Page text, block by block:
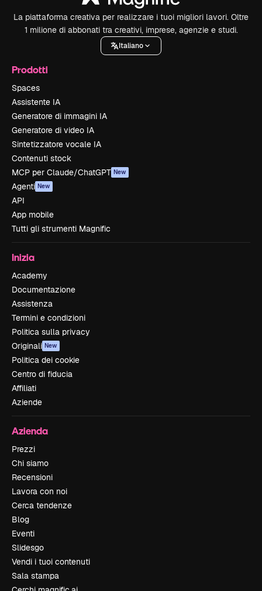
La piattaforma creativa per realizzare i tuoi migliori lavori. Oltre
1 milione di abbonati tra creativi, imprese, agenzie e studi.
Italiano
Prodotti
Spaces
Assistente IA
Generatore di immagini IA
Generatore di video IA
Sintetizzatore vocale IA
Contenuti stock
MCP per Claude/ChatGPT New
Agenti New
API
App mobile
Tutti gli strumenti Magnific
Inizia
Academy
Documentazione
Assistenza
Termini e condizioni
Politica sulla privacy
Originali New
Politica dei cookie
Centro di fiducia
Affiliati
Aziende
Azienda
Prezzi
Chi siamo
Recensioni
Lavora con noi
Cerca tendenze
Blog
Eventi
Slidesgo
Vendi i tuoi contenuti
Sala stampa